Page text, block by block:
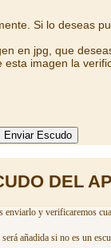
Si lo deseas
en jpg, que
esta imagen la
DEL
enviarlo y verificaremos
añadida si no es un